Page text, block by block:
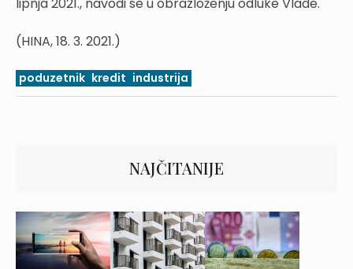
(HINA, 18. 3. 2021.)
poduzetnik kredit industrija
NAJČITANIJE